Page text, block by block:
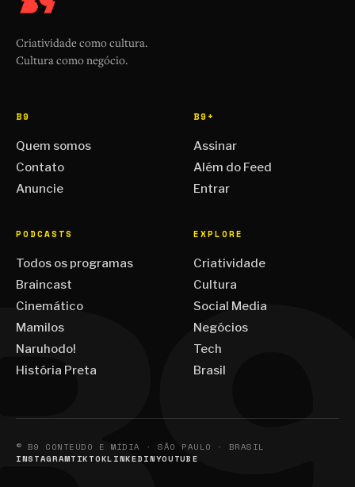
Criatividade como cultura.
Cultura como negócio.
B9
Quem somos
Contato
Anuncie
B9+
Assinar
Além do Feed
Entrar
PODCASTS
Todos os programas
Braincast
Cinemático
Mamilos
Naruhodo!
História Preta
EXPLORE
Criatividade
Cultura
Social Media
Negócios
Tech
Brasil
© B9 CONTEÚDO E MÍDIA · SÃO PAULO · BRASIL
INSTAGRAMTIKTOKLINKEDINYOUTUBE